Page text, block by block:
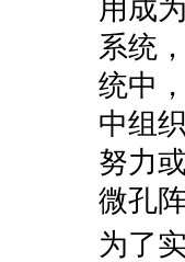
用成
系统
统中
中组
努力
微孔
为了